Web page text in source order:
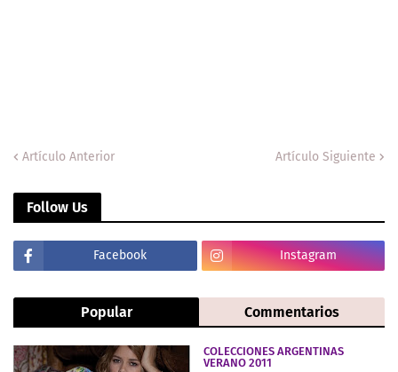
Artículo Anterior Artículo Siguiente
Follow Us
Facebook Instagram
Popular Commentarios
COLECCIONES ARGENTINAS
VERANO 2011